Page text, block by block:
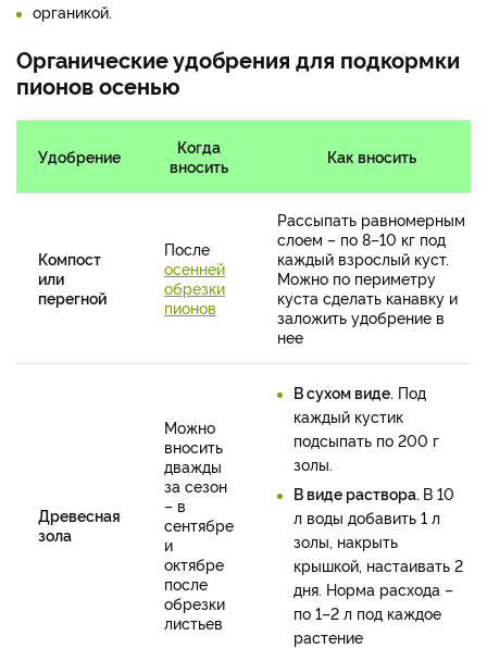
органикой.
Органические удобрения для подкормки
пионов осенью
Удобрение
Когда
вносить
Как вносить
Компост
или
перегной
После
осенней
обрезки
пионов
Рассыпать равномерным
слоем – по 8–10 кг под
каждый взрослый куст.
Можно по периметру
куста сделать канавку и
заложить удобрение в
нее
Древесная
зола
Можно
вносить
дважды
за сезон
– в
сентябре
и
октябре
после
обрезки
листьев
В сухом виде. Под
каждый кустик
подсыпать по 200 г
золы.
В виде раствора. В 10
л воды добавить 1 л
золы, накрыть
крышкой, настаивать 2
дня. Норма расхода –
по 1–2 л под каждое
растение